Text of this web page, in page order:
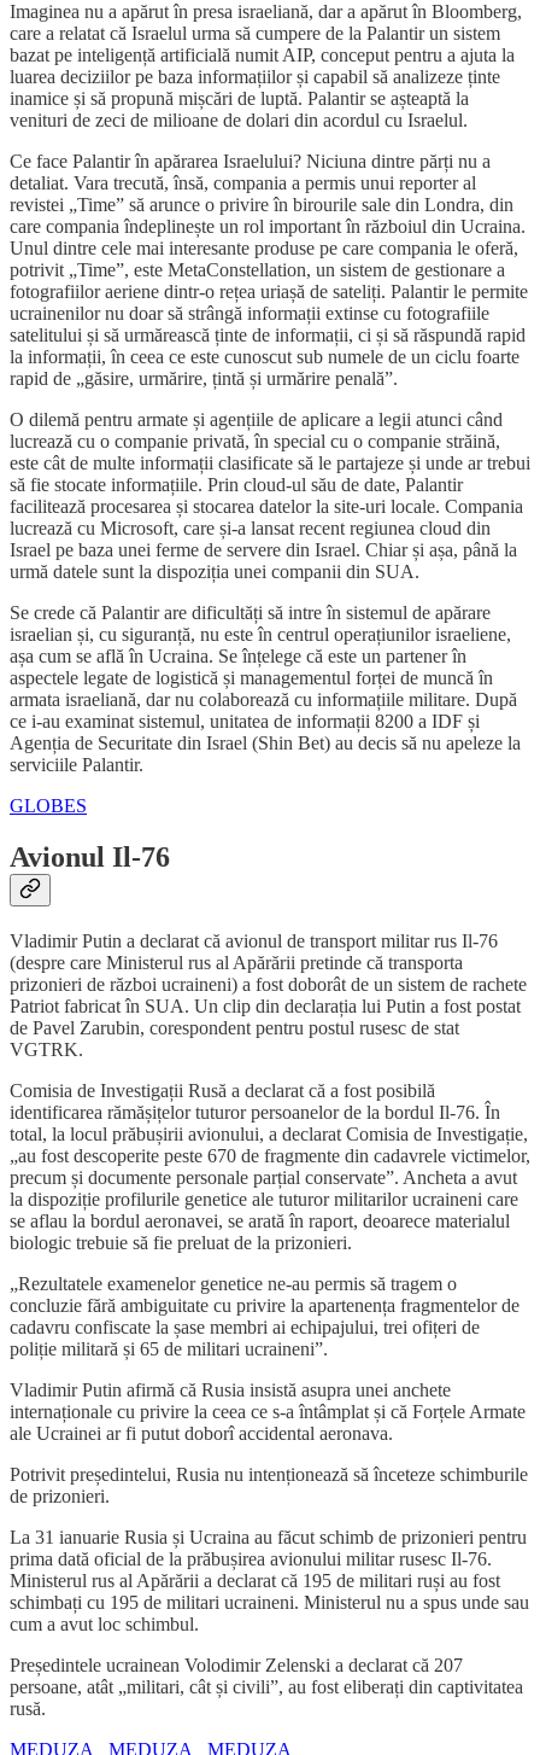
Imaginea nu a apărut în presa israeliană, dar a apărut în Bloomberg,
care a relatat că Israelul urma să cumpere de la Palantir un sistem
bazat pe inteligență artificială numit AIP, conceput pentru a ajuta la
luarea deciziilor pe baza informațiilor și capabil să analizeze ținte
inamice și să propună mișcări de luptă. Palantir se așteaptă la
venituri de zeci de milioane de dolari din acordul cu Israelul.
Ce face Palantir în apărarea Israelului? Niciuna dintre părți nu a
detaliat. Vara trecută, însă, compania a permis unui reporter al
revistei „Time” să arunce o privire în birourile sale din Londra, din
care compania îndeplinește un rol important în războiul din Ucraina.
Unul dintre cele mai interesante produse pe care compania le oferă,
potrivit „Time”, este MetaConstellation, un sistem de gestionare a
fotografiilor aeriene dintr-o rețea uriașă de sateliți. Palantir le permite
ucrainenilor nu doar să strângă informații extinse cu fotografiile
satelitului și să urmărească ținte de informații, ci și să răspundă rapid
la informații, în ceea ce este cunoscut sub numele de un ciclu foarte
rapid de „găsire, urmărire, țintă și urmărire penală”.
O dilemă pentru armate și agențiile de aplicare a legii atunci când
lucrează cu o companie privată, în special cu o companie străină,
este cât de multe informații clasificate să le partajeze și unde ar trebui
să fie stocate informațiile. Prin cloud-ul său de date, Palantir
facilitează procesarea și stocarea datelor la site-uri locale. Compania
lucrează cu Microsoft, care și-a lansat recent regiunea cloud din
Israel pe baza unei ferme de servere din Israel. Chiar și așa, până la
urmă datele sunt la dispoziția unei companii din SUA.
Se crede că Palantir are dificultăți să intre în sistemul de apărare
israelian și, cu siguranță, nu este în centrul operațiunilor israeliene,
așa cum se află în Ucraina. Se înțelege că este un partener în
aspectele legate de logistică și managementul forței de muncă în
armata israeliană, dar nu colaborează cu informațiile militare. După
ce i-au examinat sistemul, unitatea de informații 8200 a IDF și
Agenția de Securitate din Israel (Shin Bet) au decis să nu apeleze la
serviciile Palantir.
GLOBES
Avionul Il-76
Vladimir Putin a declarat că avionul de transport militar rus Il-76
(despre care Ministerul rus al Apărării pretinde că transporta
prizonieri de război ucraineni) a fost doborât de un sistem de rachete
Patriot fabricat în SUA. Un clip din declarația lui Putin a fost postat
de Pavel Zarubin, corespondent pentru postul rusesc de stat
VGTRK.
Comisia de Investigații Rusă a declarat că a fost posibilă
identificarea rămășițelor tuturor persoanelor de la bordul Il-76. În
total, la locul prăbușirii avionului, a declarat Comisia de Investigație,
„au fost descoperite peste 670 de fragmente din cadavrele victimelor,
precum și documente personale parțial conservate”. Ancheta a avut
la dispoziție profilurile genetice ale tuturor militarilor ucraineni care
se aflau la bordul aeronavei, se arată în raport, deoarece materialul
biologic trebuie să fie preluat de la prizonieri.
„Rezultatele examenelor genetice ne-au permis să tragem o
concluzie fără ambiguitate cu privire la apartenența fragmentelor de
cadavru confiscate la șase membri ai echipajului, trei ofițeri de
poliție militară și 65 de militari ucraineni”.
Vladimir Putin afirmă că Rusia insistă asupra unei anchete
internaționale cu privire la ceea ce s-a întâmplat și că Forțele Armate
ale Ucrainei ar fi putut doborî accidental aeronava.
Potrivit președintelui, Rusia nu intenționează să înceteze schimburile
de prizonieri.
La 31 ianuarie Rusia și Ucraina au făcut schimb de prizonieri pentru
prima dată oficial de la prăbușirea avionului militar rusesc Il-76.
Ministerul rus al Apărării a declarat că 195 de militari ruși au fost
schimbați cu 195 de militari ucraineni. Ministerul nu a spus unde sau
cum a avut loc schimbul.
Președintele ucrainean Volodimir Zelenski a declarat că 207
persoane, atât „militari, cât și civili”, au fost eliberați din captivitatea
rusă.
MEDUZA
MEDUZA MEDUZA